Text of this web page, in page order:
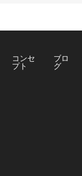
コンセ
プト
ブロ
グ